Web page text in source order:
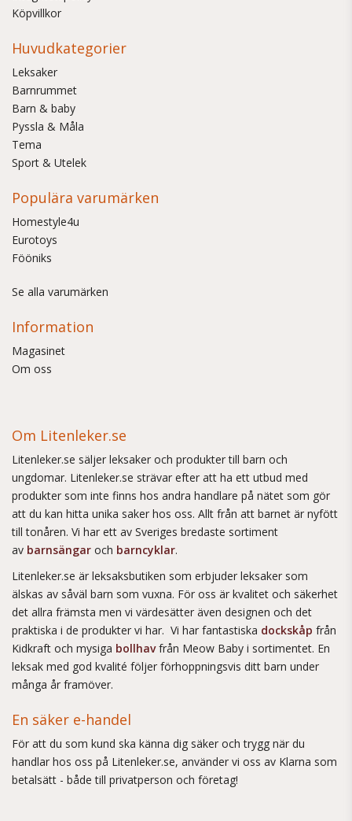
Köpvillkor
Huvudkategorier
Leksaker
Barnrummet
Barn & baby
Pyssla & Måla
Tema
Sport & Utelek
Populära varumärken
Homestyle4u
Eurotoys
Fööniks
Se alla varumärken
Information
Magasinet
Om oss
Om Litenleker.se
Litenleker.se säljer leksaker och produkter till barn och
ungdomar. Litenleker.se strävar efter att ha ett utbud med
produkter som inte finns hos andra handlare på nätet som gör
att du kan hitta unika saker hos oss. Allt från att barnet är nyfött
till tonåren. Vi har ett av Sveriges bredaste sortiment
av barnsängar och barncyklar.
Litenleker.se är leksaksbutiken som erbjuder leksaker som
älskas av såväl barn som vuxna. För oss är kvalitet och säkerhet
det allra främsta men vi värdesätter även designen och det
praktiska i de produkter vi har. Vi har fantastiska dockskåp från
Kidkraft och mysiga bollhavfrån Meow Baby i sortimentet. En
leksak med god kvalité följer förhoppningsvis ditt barn under
många år framöver.
En säker e-handel
För att du som kund ska känna dig säker och trygg när du
handlar hos oss på Litenleker.se, använder vi oss av Klarna som
betalsätt - både till privatperson och företag!